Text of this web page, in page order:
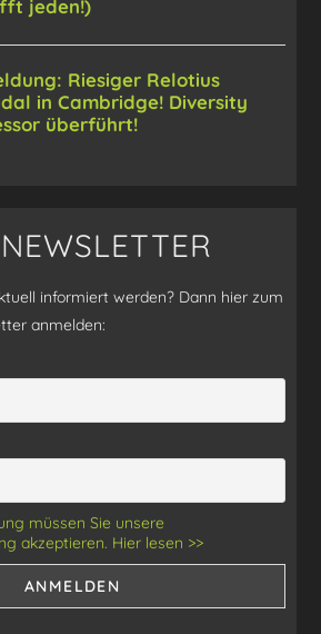
informiert werden? Dann hier zum
anmelden:
müssen Sie unsere
akzeptieren. Hier lesen >>